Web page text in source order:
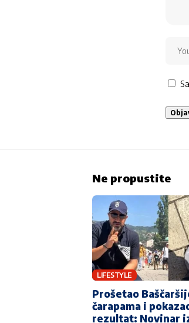
Ne propustite
LIFESTYLE
Prošetao
čarapama i
rezultat: Novinar